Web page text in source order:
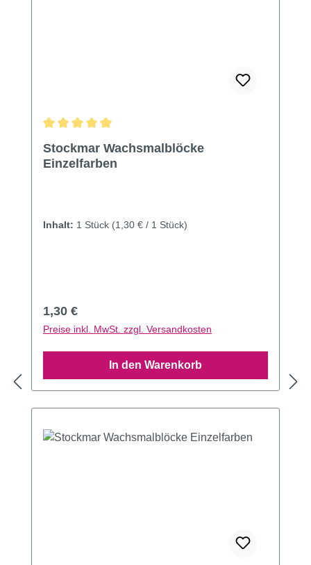
Stockmar Wachsmalblöcke
Einzelfarben
Inhalt: 1 Stück (1,30 € / 1 Stück)
Regulärer Preis:
1,30 €
Preise inkl. MwSt. zzgl. Versandkosten
In den Warenkorb